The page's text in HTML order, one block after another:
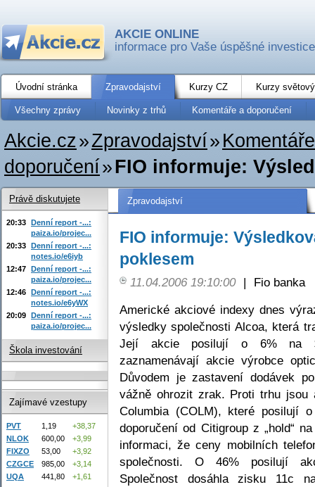
AKCIE ONLINE
informace pro Vaše úspěšné investice
Úvodní stránka Zpravodajství Kurzy CZ Kurzy
Všechny zprávy Novinky z trhů Komentáře a doporučení
Akcie.cz»Zpravodajství»
doporučení»FIO informuje:
Zpravodajství
FIO informuje:
poklesem
11.04.2006 19:10:00 |
Fio banka
Americké akciové indexy dnes
výsledky společnosti Alcoa, která
Její akcie posilují o 6% na
zaznamenávají akcie výrobce
Důvodem je zastavení dodávek
vážně ohrozit zrak. Proti trhu jsou
Columbia (COLM), které posilují
doporučení od Citigroup z „hold“
informaci, že ceny mobilních
společnosti. O 46% posilují
Společnost dosáhla zisku 11c
Právě diskutujete
20:33 Denní report -...:
paiza.io/projec...
20:33 Denní report -...:
notes.io/e6iyb
12:47 Denní report -...:
paiza.io/projec...
12:46 Denní report -...:
notes.io/e6yWX
20:09 Denní report -...:
paiza.io/projec...
Škola investování
Zajímavé vzestupy
PVT 1,19
+38,37
NLOK
600,00
+3,99
FIXZO
53,00
+3,92
CZGCE
985,00
+3,14
UQA
441,80 +1,61